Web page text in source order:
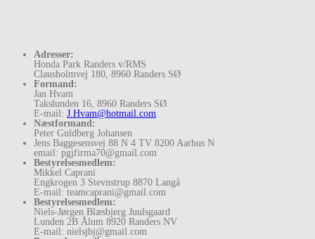
Adresser:
Honda Park Randers v/RMS
Clausholmvej 180, 8960 Randers SØ
Formand:
Jan Hvam
Takslunden 16, 8960 Randers SØ.
E-mail: J.Hvam@hotmail.com
Næstformand:
Peter Guldberg Johansen
Jens Baggesensvej 88 N 4 TV 8200 Aarhus N
email: pgjfirma70@gmail.com
Bestyrelsesmedlem:
Mikkel Caprani
Engkrogen 3 Stevnstrup 8870 Langå
E-mail: teamcaprani@gmail.com
Bestyrelsesmedlem:
Niels-Jørgen Blæsbjerg Juulsgaard
Lunden 2B Ålum 8920 Randers NV
E-mail: nielsjbj@gmail.com